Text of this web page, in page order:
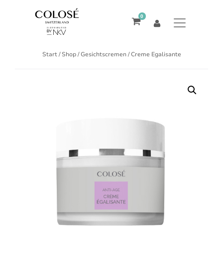
0
Start/Shop/Gesichtscremen/ Creme Egalisante